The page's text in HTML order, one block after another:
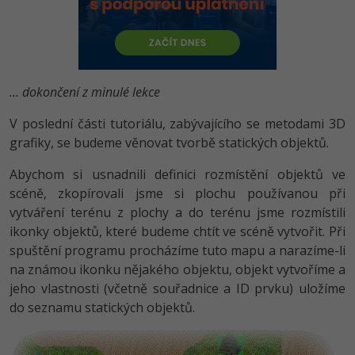
HTML5, CSS3, Bootstrap, SEO
SQL a databáze
UML a návrhové vzory
React
Spring
ASP.NET MVC
Django
JavaScript
HTML / CSS
UML a návrhové vzory
MySQL/MariaDB
MS-SQL
SQLite
Vývojář mobilních aplikací
Specialista na AI a bigdata
C# Game developer
Webdesigner
Systémový administrátor
Grafik / UX/UI návrhář
3D grafik
Projektový manažer
Databázový analytik
Python -80%
JavaScript -80%
PHP
C++ -80%
Kotlin -80%
C -80%
VB.NET
SQL
Návrh SW -80%
... dokončení z minulé lekce
V poslední části tutoriálu, zabývajícího se metodami 3D
grafiky, se budeme věnovat tvorbě statických objektů.
Abychom si usnadnili definici rozmístění objektů ve
scéně, zkopírovali jsme si plochu používanou při
vytváření terénu z plochy a do terénu jsme rozmístili
ikonky objektů, které budeme chtít ve scéně vytvořit. Při
spuštění programu procházíme tuto mapu a narazíme-li
na známou ikonku nějakého objektu, objekt vytvoříme a
jeho vlastnosti (včetně souřadnice a ID prvku) uložíme
do seznamu statických objektů.